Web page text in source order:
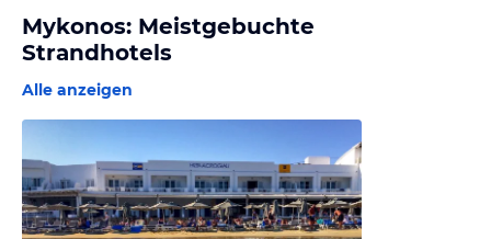
Mykonos: Meistgebuchte
Strandhotels
Alle anzeigen